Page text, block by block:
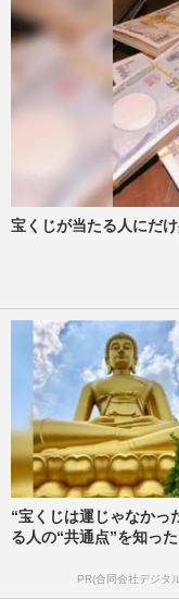
宝くじが当たる人にだ
“宝くじは運じゃなかっ
る人の“共通点”を知っ
PR(合同会社デジタ